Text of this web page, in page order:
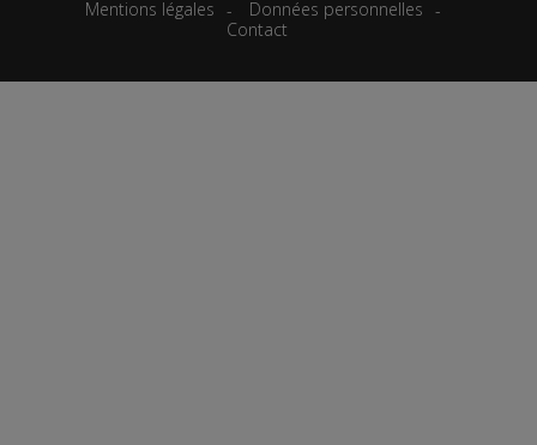
Mentions légales
Données personnelles
Contact